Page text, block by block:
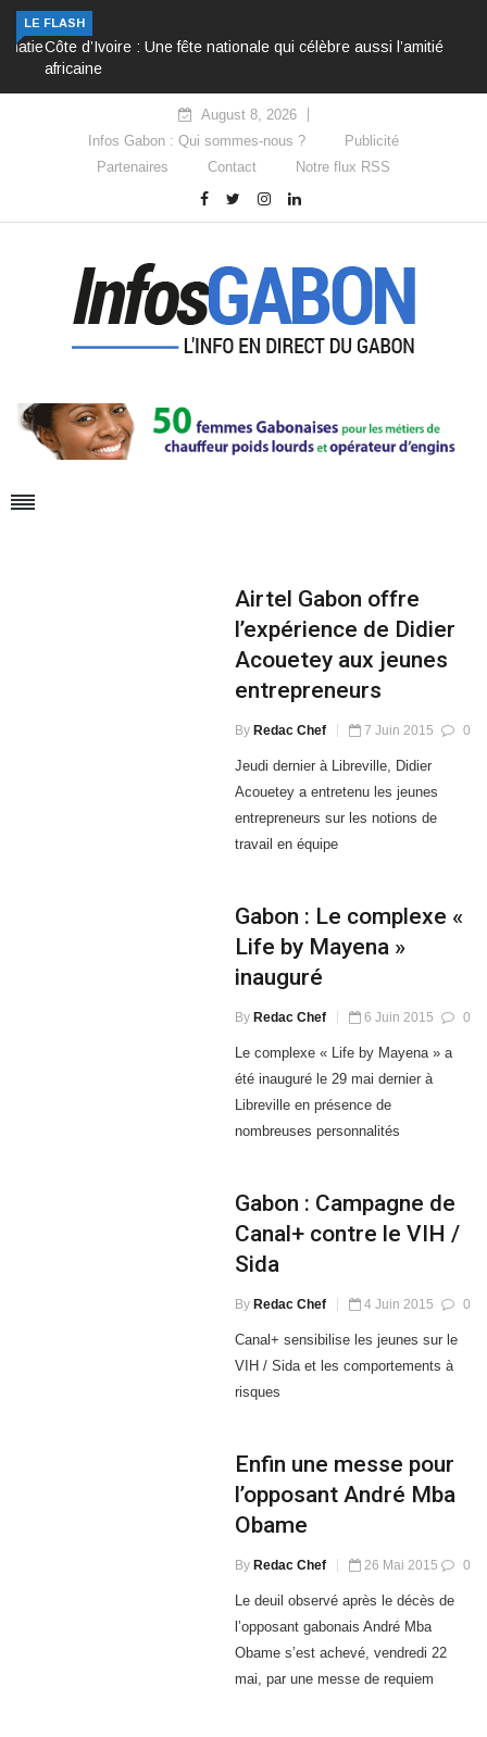
LE FLASH
Côte d’Ivoire : Une fête nationale qui célèbre aussi l’amitié
africaine
August 8, 2026
Infos Gabon : Qui sommes-nous ?
Publicité
Partenaires
Contact Notre flux RSS
Airtel Gabon offre
l’expérience de Didier
Acouetey aux jeunes
entrepreneurs
By Redac Chef 7 Juin 2015 0
Jeudi dernier à Libreville, Didier
Acouetey a entretenu les jeunes
entrepreneurs sur les notions de
travail en équipe
Gabon : Le complexe «
Life by Mayena »
inauguré
By Redac Chef 6 Juin 2015 0
Le complexe « Life by Mayena » a
été inauguré le 29 mai dernier à
Libreville en présence de
nombreuses personnalités
Gabon : Campagne de
Canal+ contre le VIH /
Sida
By Redac Chef 4 Juin 2015 0
Canal+ sensibilise les jeunes sur le
VIH / Sida et les comportements à
risques
Enfin une messe pour
l’opposant André Mba
Obame
By Redac Chef 26 Mai 2015 0
Le deuil observé après le décès de
l’opposant gabonais André Mba
Obame s’est achevé, vendredi 22
mai, par une messe de requiem